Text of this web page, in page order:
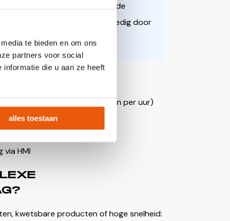
te bieden en om ons
partners voor social
die u aan ze heeft
alles toestaan
, bekabeling, de bouw en de
en transportbanden zijn volledig door
OP?
(tot 1100 kentekenplaten per uur)
via HMI
kwetsbare producten of hoge snelheid: